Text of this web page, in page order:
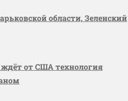
области, Зеленский
ждёт от США технология